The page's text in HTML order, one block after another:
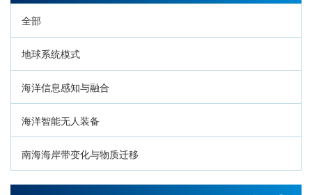
全部
地球系统模式
海洋信息感知与融合
海洋智能无人装备
南海海岸带变化与物质迁移
环南海地质过程与灾害响应